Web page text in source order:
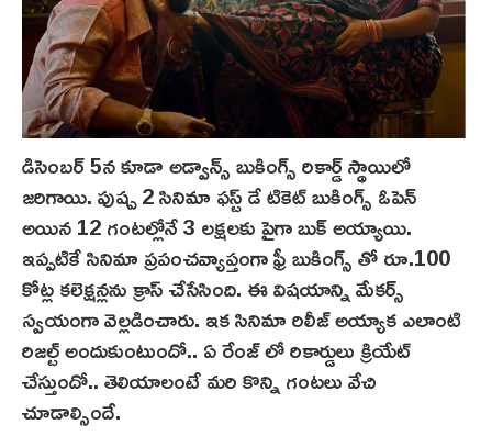
డిసెంబర్ 5న కూడా అడ్వాన్స్ బుకింగ్స్ రికార్డ్ స్థాయిలో
జరిగాయి. పుష్ప 2 సినిమా ఫస్ట్ డే టికెట్ బుకింగ్స్ ఓపెన్
అయిన 12 గంటల్లోనే 3 లక్షలకు పైగా బుక్ అయ్యాయి.
ఇప్పటికే సినిమా ప్రపంచవ్యాప్తంగా ఫ్రీ బుకింగ్స్ తో రూ.100
కోట్ల కలెక్షన్లను క్రాస్ చేసేసింది. ఈ విషయాన్ని మేకర్స్
స్వయంగా వెల్లడించారు. ఇక సినిమా రిలీజ్ అయ్యాక ఎలాంటి
రిజల్ట్ అందుకుంటుందో.. ఏ రేంజ్ లో రికార్డులు క్రియేట్
చేస్తుందో.. తెలియాలంటే మరి కొన్ని గంటలు వేచి
చూడాల్సిందే.